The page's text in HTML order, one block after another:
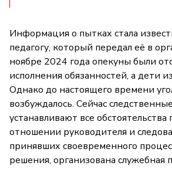
Информация о пытках стала
педагогу, который передал её в
ноябре 2024 года опекуны были
исполнения обязанностей, а дети
Однако до настоящего времени
возбуждалось. Сейчас
устанавливают все
отношении руководителя и
принявших своевременного
решения, организована служебная